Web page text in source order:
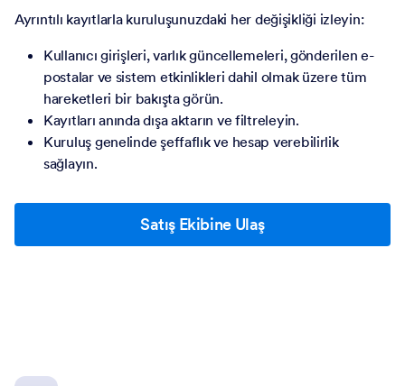
Ayrıntılı kayıtlarla kuruluşunuzdaki her değişikliği izleyin:
Kullanıcı girişleri, varlık güncellemeleri, gönderilen e-
postalar ve sistem etkinlikleri dahil olmak üzere tüm
hareketleri bir bakışta görün.
Kayıtları anında dışa aktarın ve filtreleyin.
Kuruluş genelinde şeffaflık ve hesap verebilirlik
sağlayın.
Satış Ekibine Ulaş